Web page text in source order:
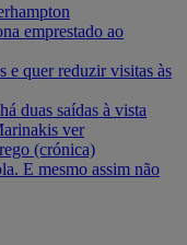
emprestado ao
quer reduzir visitas às
duas saídas à vista
ver
(crónica)
E mesmo assim não